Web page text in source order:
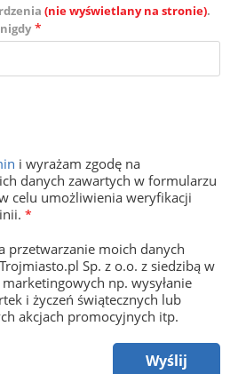
(nie wyświetlany na stronie).
*
i wyrażam zgodę na
danych zawartych w formularzu
celu umożliwienia weryfikacji
*
przetwarzanie moich danych
Sp. z o.o. z siedzibą w
np. wysyłanie
i życzeń świątecznych lub
akcjach promocyjnych itp.
Wyślij